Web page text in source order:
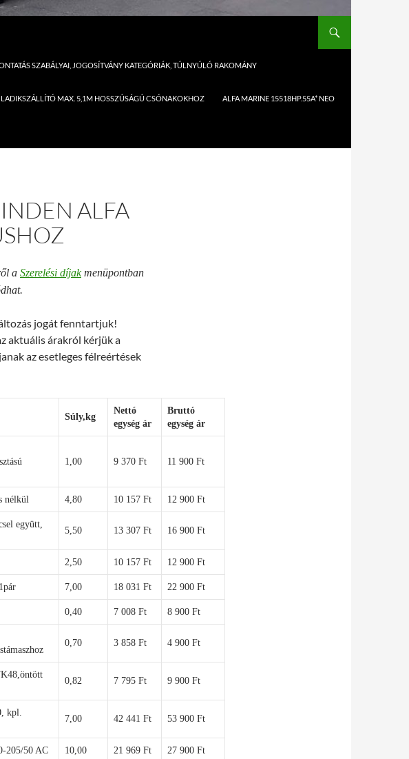
SZABÁLYAI, JOGOSÍTVÁNY KATEGÓRIÁK, TÚLNYÚLÓ RAKOMÁNY
LADIKSZÁLLÍTÓ MAX. 5,1M HOSSZÚSÁGÚ CSÓNAKOKHOZ ALFA MARINE 15518HP.55A* NEO
ALFA
a Szerelési díjakmenüpontban
jogát fenntartjuk!
aktuális árakról kérjük a
az esetleges félreértések
Súly,kg
Nettó
egység ár
Bruttó
egység ár
1,00 9 370 Ft 11 900 Ft
nélkül 4,80 10 157 Ft 12 900 Ft
együtt,
5,50 13 307 Ft 16 900 Ft
2,50 10 157 Ft 12 900 Ft
7,00 18 031 Ft 22 900 Ft
0,40 7 008 Ft 8 900 Ft
0,70 3 858 Ft 4 900 Ft
0,82 7 795 Ft 9 900 Ft
kpl.
7,00 42 441 Ft 53 900 Ft
205/50 AC 10,00 21 969 Ft 27 900 Ft